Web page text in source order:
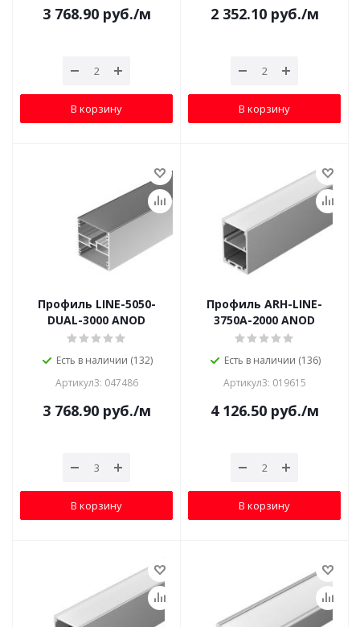
3 768.90руб./м
В корзину
2 352.10руб./м
В корзину
Профиль LINE-5050-
DUAL-3000 ANOD
Есть в наличии (132)
Артикул3: 047486
3 768.90руб./м
В корзину
Профиль ARH-LINE-
3750A-2000 ANOD
Есть в наличии (136)
Артикул3: 019615
4 126.50руб./м
В корзину